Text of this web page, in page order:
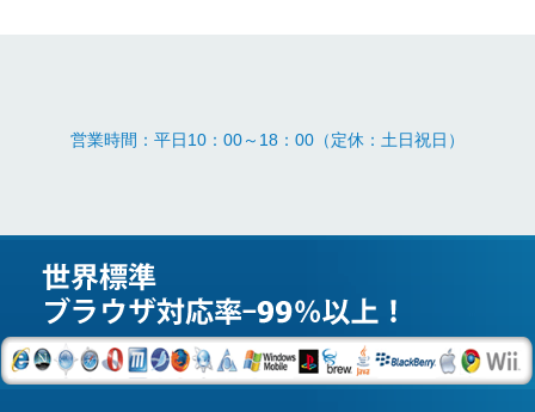
営業時間：平日10：00～18：00（定休：土日祝日）